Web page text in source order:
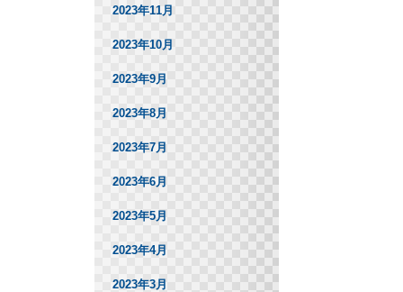
2023年11月
2023年10月
2023年9月
2023年8月
2023年7月
2023年6月
2023年5月
2023年4月
2023年3月